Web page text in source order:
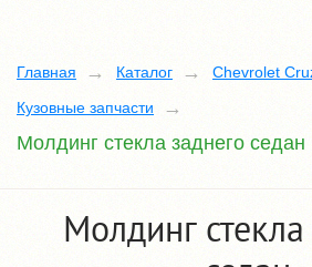
Главная Каталог
Chevrolet
Кузовные запчасти
Молдинг стекла заднего седан
Молдинг